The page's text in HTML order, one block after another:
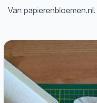
Van papierenbloemen.nl.